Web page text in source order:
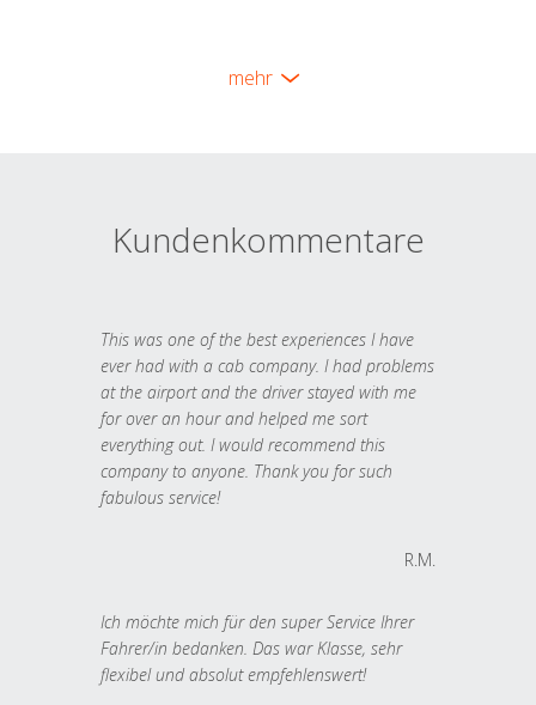
mehr
Kundenkommentare
This was one of the best experiences I have
ever had with a cab company. I had problems
at the airport and the driver stayed with me
for over an hour and helped me sort
everything out. I would recommend this
company to anyone. Thank you for such
fabulous service!
R.M.
Ich möchte mich für den super Service Ihrer
Fahrer/in bedanken. Das war Klasse, sehr
flexibel und absolut empfehlenswert!